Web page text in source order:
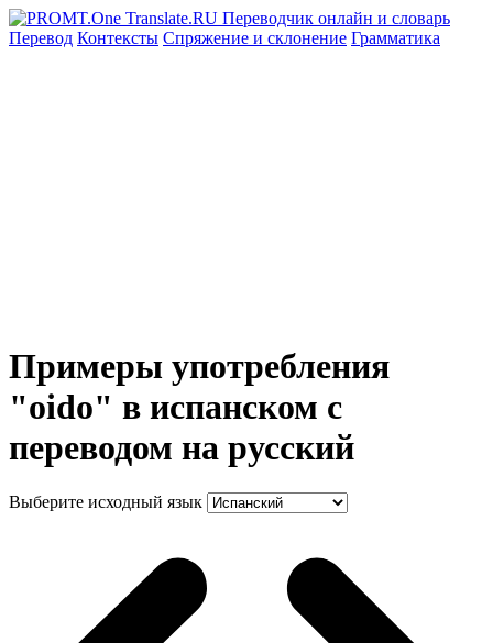
Перевод Контексты Спряжение и склонение Грамматика
Примеры употребления
"oido" в испанском с
переводом на русский
Выберите исходный язык